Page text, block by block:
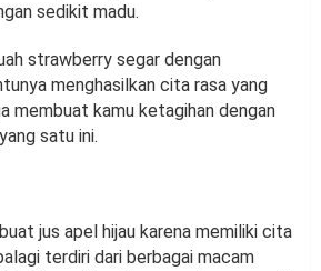
sedikit madu.
strawberry segar dengan
menghasilkan cita rasa yang
membuat kamu ketagihan dengan
satu ini.
jus apel hijau karena memiliki cita
terdiri dari berbagai macam